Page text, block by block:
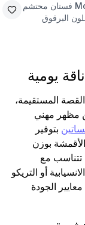
فستان محتشم
البرقوق
يومية
المستقيمة،
مظهر مهني
بتوفير
بوزن
مع
أو التريكو
الجودة